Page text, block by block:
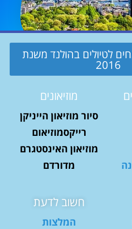
לטיולים בהולנד משנת
2016
מוזיאונים
סיור מוזיאון הייניקן
רייקסמוזיאום
מוזיאון האינסטגרם
מדורדם
חשוב לדעת
המלצות